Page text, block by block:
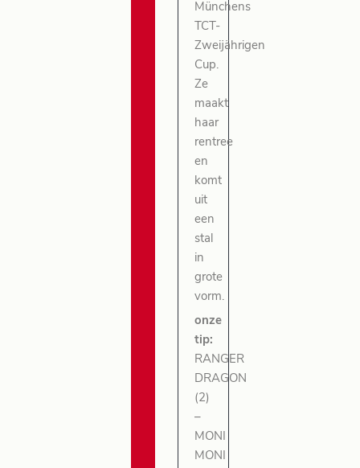
Münchens
TCT-
Zweijährigen
Cup.
Ze
maakt
haar
rentree
en
komt
uit
een
stal
in
grote
vorm.
onze
tip:
RANGER
DRAGON
(2)
–
MONI
MONI